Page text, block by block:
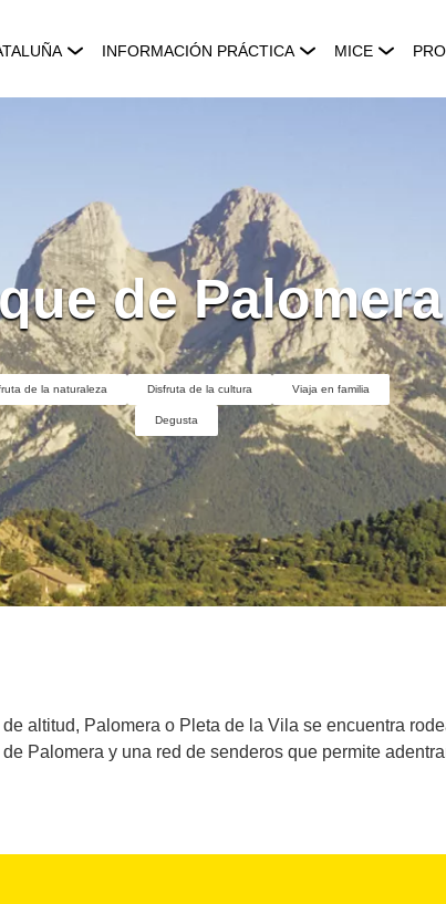
INFORMACIÓN PRÁCTICA MICE
de Palomera
de la naturaleza Disfruta de la cultura Viaja en familia
Degusta
altitud, Palomera o Pleta de la Vila se encuentra
Palomera y una red de senderos que permite